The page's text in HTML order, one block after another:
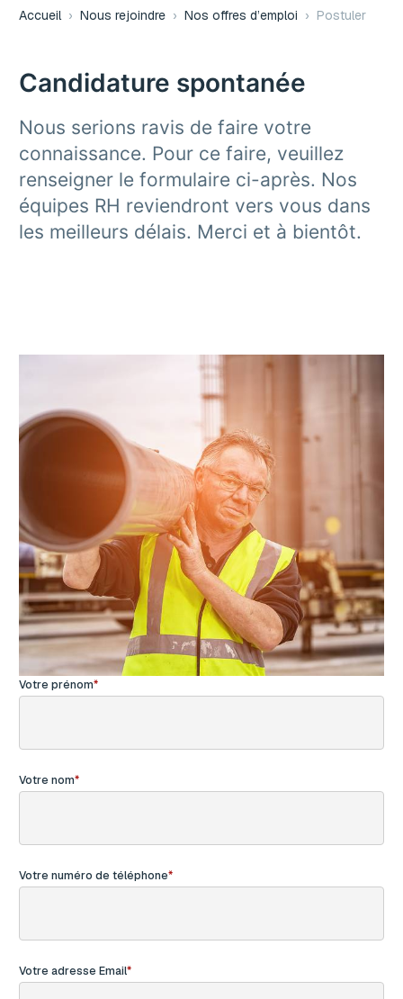
Accueil › Nous rejoindre › Nos offres d’emploi › Postuler
Candidature spontanée
Nous serions ravis de faire votre
connaissance. Pour ce faire, veuillez
renseigner le formulaire ci-après. Nos
équipes RH reviendront vers vous dans
les meilleurs délais. Merci et à bientôt.
Votre prénom
Votre nom
Votre numéro de téléphone
Votre adresse Email